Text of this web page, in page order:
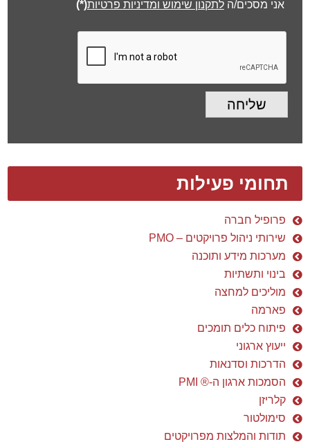
אני מסכים/הלתקנון שימוש ומדיניות פרטיות(*)
שליחה
תחומי פעילות
פרופיל חברה
שירותי ניהול פרויקטים – PMO
מערכות מידע ותוכנה
בינוי ותשתיות
מוליכים למחצה
פארמה
פיתוח כלים תומכים
ייעוץ ארגוני
הדרכות וסדנאות
הסמכות ארגון ה-® PMI
קלריזן
סימולטור
תודות והמלצות מפרויקטים